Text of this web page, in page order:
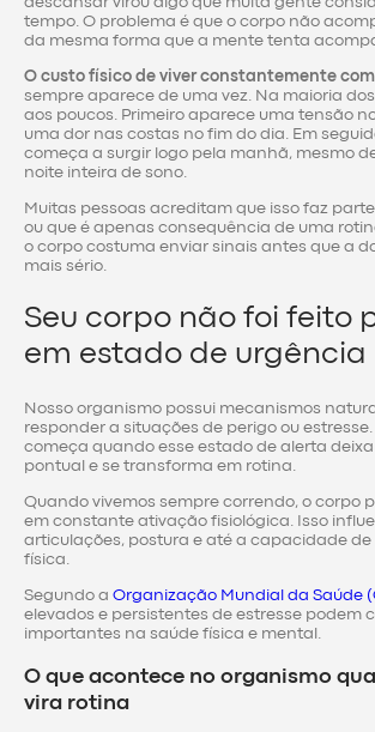
tempo. O problema é que o corpo não
da mesma forma que a mente tenta
O custo físico de viver constantemente
sempre aparece de uma vez. Na maioria
aos poucos. Primeiro aparece uma tensão
uma dor nas costas no fim do dia. Em
começa a surgir logo pela manhã, mesmo
noite inteira de sono.
Muitas pessoas acreditam que isso faz
ou que é apenas consequência de uma
o corpo costuma enviar sinais antes que a
mais sério.
Seu corpo não foi feito
em estado de urgência
Nosso organismo possui mecanismos
responder a situações de perigo ou
começa quando esse estado de alerta
pontual e se transforma em rotina.
Quando vivemos sempre correndo, o corpo
em constante ativação fisiológica. Isso
articulações, postura e até a capacidade
física.
Segundo a Organização Mundial da Saúde
elevados e persistentes de estresse podem
importantes na saúde física e mental.
O que acontece no organismo
vira rotina